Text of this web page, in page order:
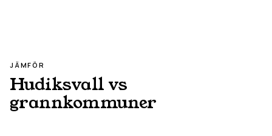
JÄMFÖR
Hudiksvall vs
grannkommuner